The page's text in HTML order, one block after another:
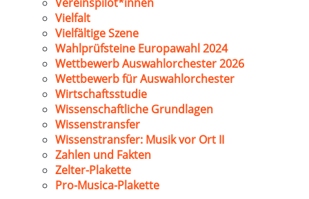
Vielfalt
Vielfältige Szene
Wahlprüfsteine Europawahl 2024
Wettbewerb Auswahlorchester 2026
Wettbewerb für Auswahlorchester
Wirtschaftsstudie
Wissenschaftliche Grundlagen
Wissenstransfer
Wissenstransfer: Musik vor Ort II
Zahlen und Fakten
Zelter-Plakette
Pro-Musica-Plakette